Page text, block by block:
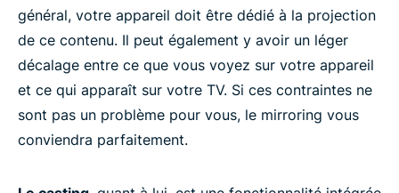
Fire TV
Android TV
Miracast
général, votre appareil doit être dédié à la projection
de ce contenu. Il peut également y avoir un léger
décalage entre ce que vous voyez sur votre appareil
et ce qui apparaît sur votre TV. Si ces contraintes ne
sont pas un problème pour vous, le mirroring vous
conviendra parfaitement.